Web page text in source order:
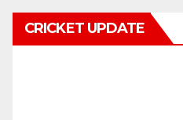
CRICKET UPDATE